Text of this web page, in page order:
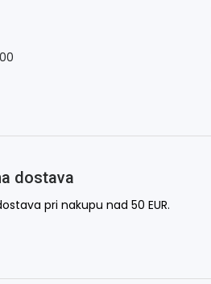
dostava
pri nakupu nad 50 EUR.